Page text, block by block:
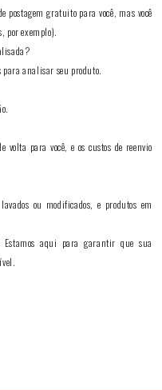
postagem gratuito para você, mas você
por exemplo).
para analisar seu produto.
volta para você, e os custos de reenvio
ou modificados, e produtos em
aqui para garantir que sua